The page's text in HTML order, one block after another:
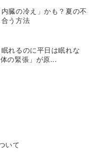
臓の冷え」かも？夏の不
う方法
れるのに平日は眠れな
の緊張」が原...
いて